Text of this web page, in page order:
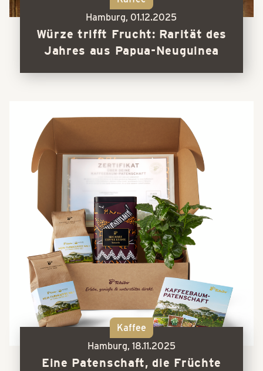
Hamburg, 01.12.2025
Würze trifft Frucht: Rarität des
Jahres aus Papua-Neuguinea
Kaffee
Hamburg, 18.11.2025
Eine Patenschaft, die Früchte